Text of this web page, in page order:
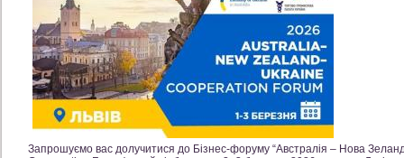
Запрошуємо вас долучитися до Бізнес-форуму “Австралія – Нова